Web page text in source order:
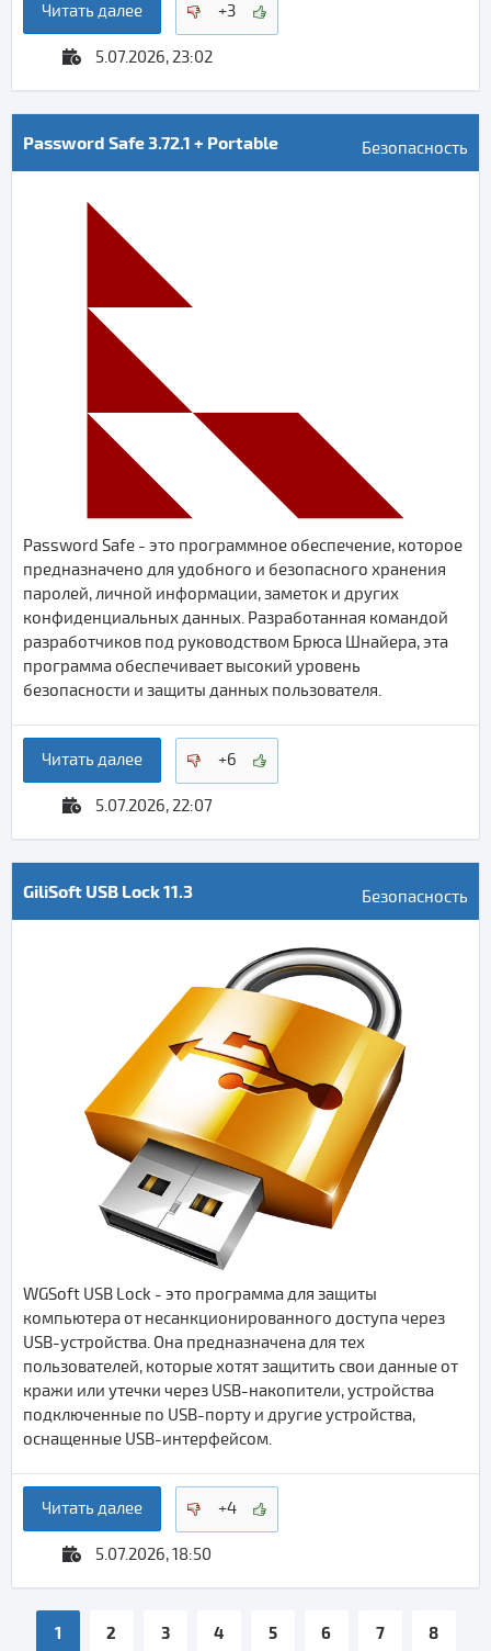
Читать далее +3
5.07.2026, 23:02
Password Safe 3.72.1 + Portable Безопасность
Password Safe - это программное обеспечение, которое
предназначено для удобного и безопасного хранения
паролей, личной информации, заметок и других
конфиденциальных данных. Разработанная командой
разработчиков под руководством Брюса Шнайера, эта
программа обеспечивает высокий уровень
безопасности и защиты данных пользователя.
Читать далее +6
5.07.2026, 22:07
GiliSoft USB Lock 11.3 Безопасность
WGSoft USB Lock - это программа для защиты
компьютера от несанкционированного доступа через
USB-устройства. Она предназначена для тех
пользователей, которые хотят защитить свои данные от
кражи или утечки через USB-накопители, устройства
подключенные по USB-порту и другие устройства,
оснащенные USB-интерфейсом.
Читать далее +4
5.07.2026, 18:50
1 2 3 4 5 6 7 8